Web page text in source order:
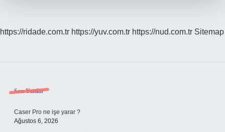
https://ridade.com.tr https://yuv.com.tr https://nud.com.tr Sitemap
Sidebar
Son Yazılar
Caser Pro ne işe yarar ?
Ağustos 6, 2026